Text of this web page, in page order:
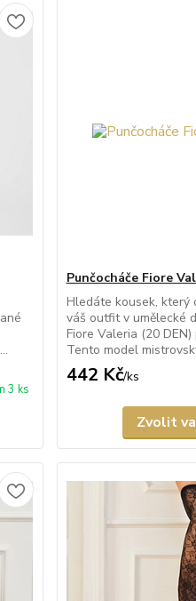
3 ks
Punčocháče Fiore
Hledáte kousek, který
váš outfit v umělecké
Fiore Valeria (20
Tento model
442 Kč/ks
Zvolit